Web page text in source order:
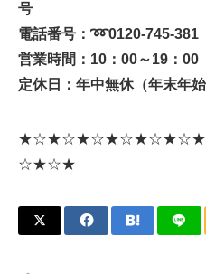
号
電話番号：➿0120-745-381
営業時間：10：00～19：00
定休日：年中無休（年末年始
☆★☆★